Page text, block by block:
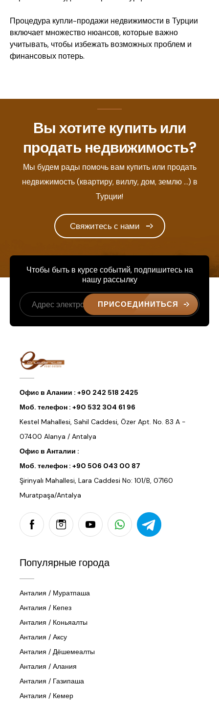
Процедура купли-продажи недвижимости в Турции
включает множество нюансов, которые важно
учитывать, чтобы избежать возможных проблем и
финансовых потерь.
Вы хотите купить или
продать недвижимость?
Мы будем рады помочь вам купить или продать
недвижимость (квартиру, виллу, дом, землю ...) в
Турции!
Свяжитесь с нами
Чтобы быть в курсе событий, подпишитесь на
нашу рассылку
ПРИСОЕДИНИТЬСЯ
Офис в Алании : +90 242 518 2425
Моб. телефон : +90 532 304 61 96
Kestel Mahallesi, Sahil Caddesi, Özer Apt. No. 83 A -
07400 Alanya / Antalya
Офис в Анталии :
Моб. телефон : +90 506 043 00 87
Şirinyalı Mahallesi, Lara Caddesi No: 101/B, 07160
Muratpaşa/Antalya
Популярные города
Анталия / Муратпаша
Анталия / Кепез
Анталия / Коньяалты
Анталия / Аксу
Анталия / Дёшемеалты
Анталия / Алания
Анталия / Газипаша
Анталия / Кемер